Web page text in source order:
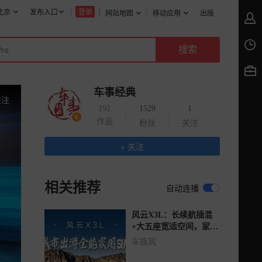
网站地图 移动应用 出版
登录
发布入口
京
车事经典
192
作品
1529
粉丝
1
关注
+ 关注
相关推荐 自动连播
风云X3L：长续航插混
+大五座宽适空间，家用
高性价比紧凑型SUV？
车族风